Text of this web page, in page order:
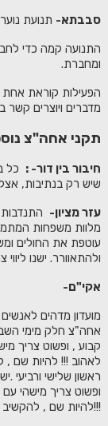
סבבתא- תנועת
התנועה קמה כדי
ומחברת.
הפעילות קוראת
מדברים ויוצרים קשר
תקני אחה"צ
חיבור בין דור- : כל
שיש רק בנתיבות,
עזר מציון-
מלוות משפחות
עוטפת את החולים
ולהתאוורר. ישנו
אקי"ם-
אחה"צ חלק מימי
קבוע , ופשוט צריך
לאהוב !!! להיות שם ,
ראשון שלישי ורביעי
ופשוט צריך מישהי
!!!להיות שם ,